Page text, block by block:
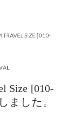
TRAVEL SIZE [010-
Size [010-
ました。